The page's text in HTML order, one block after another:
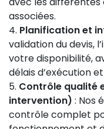
associées.
Planification et
validation du devis,
votre disponibilité,
délais d’exécution
Contrôle qualité
intervention) : Nos
contrôle complet